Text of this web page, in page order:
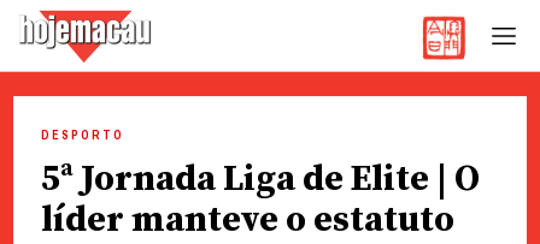
content
DESPORTO
5ª Jornada Liga de Elite | O
líder manteve o estatuto